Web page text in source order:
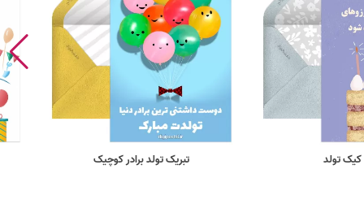
تولد تبریک تولد برادر کوچیک